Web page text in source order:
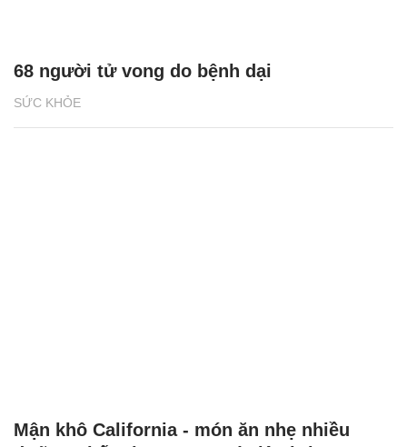
SỨC KHỎE
68 người tử vong do bệnh dại
Mận khô California - món ăn nhẹ nhiều